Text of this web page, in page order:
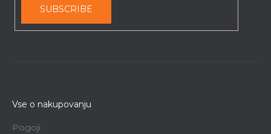
SUBSCRIBE
Vse o nakupovanju
Pogoji